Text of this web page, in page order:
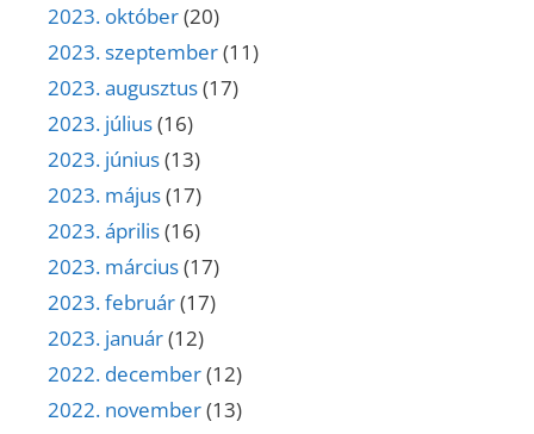
2023. október(20)
2023. szeptember(11)
2023. augusztus(17)
2023. július(16)
2023. június(13)
2023. május(17)
2023. április(16)
2023. március(17)
2023. február(17)
2023. január(12)
2022. december(12)
2022. november(13)